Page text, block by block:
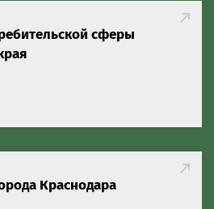
сферы
Краснодара